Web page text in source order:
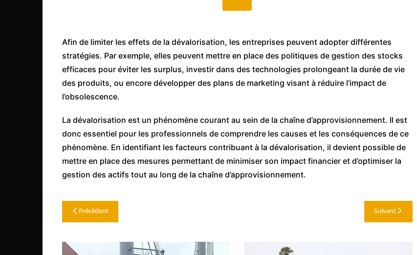
Rwanda
Tchad
Togo
République Démocratique du
São Tomé et Príncipe
Seychelles
Sierra Leone
Afin de limiter les effets de la dévalorisation, les entreprises peuvent adopter différentes
stratégies. Par exemple, elles peuvent mettre en place des politiques de gestion des stocks
efficaces pour éviter les surplus, investir dans des technologies prolongeant la durée de vie
des produits, ou encore développer des plans de marketing visant à réduire l’impact de
l’obsolescence.
La dévalorisation est un phénomène courant au sein de la chaîne d’approvisionnement. Il est
donc essentiel pour les professionnels de comprendre les causes et les conséquences de ce
phénomène. En identifiant les facteurs contribuant à la dévalorisation, il devient possible de
mettre en place des mesures permettant de minimiser son impact financier et d’optimiser la
gestion des actifs tout au long de la chaîne d’approvisionnement.
Navigation
l’article
Précédent Suivant